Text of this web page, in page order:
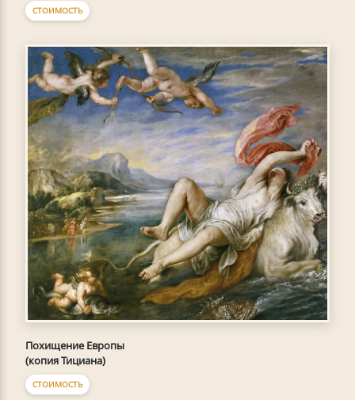
СТОИМОСТЬ
Похищение Европы
(копия Тициана)
СТОИМОСТЬ